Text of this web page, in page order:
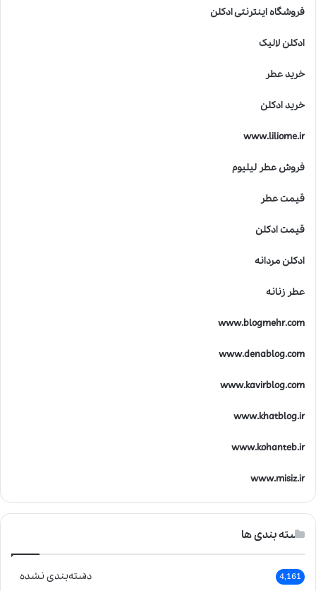
فروشگاه اینترنتی ادکلن
ادکلن لالیک
خرید عطر
خرید ادکلن
www.liliome.ir
فروش عطر لیلیوم
قیمت عطر
قیمت ادکلن
ادکلن مردانه
عطر زنانه
www.blogmehr.com
www.denablog.com
www.kavirblog.com
www.khatblog.ir
www.kohanteb.ir
www.misiz.ir
دسته بندی ها
دسته‌بندی نشده 4,161